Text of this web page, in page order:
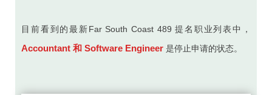
目前看到的最新Far South Coast 489 提名职业列表中，
Accountant 和 Software Engineer 是停止申请的状态。